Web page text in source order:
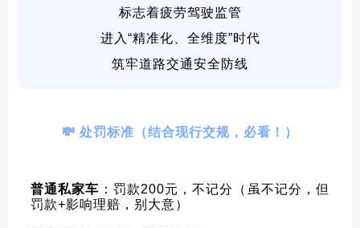
标志着疲劳驾驶监管
进入“精准化、全维度”时代
筑牢道路交通安全防线
💸 处罚标准（结合现行交规，必看！）
普通私家车 ： 罚款200元，不记分（虽不记分，但
罚款+影响理赔，别大意）